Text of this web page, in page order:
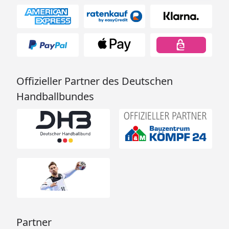
Offizieller Partner des Deutschen
Handballbundes
Partner